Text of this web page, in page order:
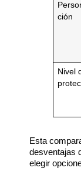
ción
Nivel
Esta
desventajas
elegir